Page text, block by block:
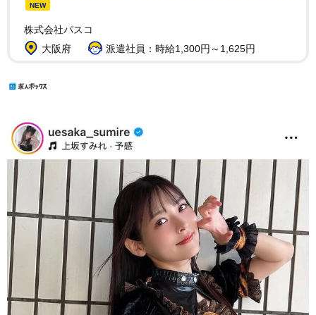
NEW
株式会社パスコ
大阪府
派遣社員：時給1,300円～1,625円